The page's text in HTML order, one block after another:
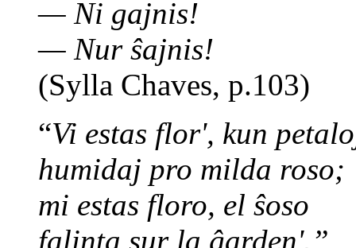
— Ni gajnis!
— Nur ŝajnis!
(Sylla Chaves, p.103)
“Vi estas flor', kun
humidaj pro milda roso;
mi estas floro, el ŝoso
falinta sur la ĝarden'.”